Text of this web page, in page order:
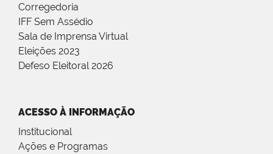
Corregedoria
IFF Sem Assédio
Sala de Imprensa Virtual
Eleições 2023
Defeso Eleitoral 2026
ACESSO À INFORMAÇÃO
Institucional
Ações e Programas